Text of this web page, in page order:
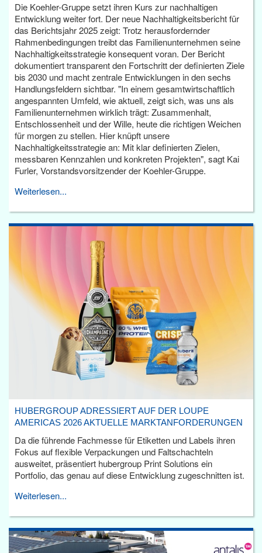
Die Koehler-Gruppe setzt ihren Kurs zur nachhaltigen
Entwicklung weiter fort. Der neue Nachhaltigkeitsbericht für
das Berichtsjahr 2025 zeigt: Trotz herausfordernder
Rahmenbedingungen treibt das Familienunternehmen seine
Nachhaltigkeitsstrategie konsequent voran. Der Bericht
dokumentiert transparent den Fortschritt der definierten Ziele
bis 2030 und macht zentrale Entwicklungen in den sechs
Handlungsfeldern sichtbar. "In einem gesamtwirtschaftlich
angespannten Umfeld, wie aktuell, zeigt sich, was uns als
Familienunternehmen wirklich trägt: Zusammenhalt,
Entschlossenheit und der Wille, heute die richtigen Weichen
für morgen zu stellen. Hier knüpft unsere
Nachhaltigkeitsstrategie an: Mit klar definierten Zielen,
messbaren Kennzahlen und konkreten Projekten", sagt Kai
Furler, Vorstandsvorsitzender der Koehler-Gruppe.
Weiterlesen...
HUBERGROUP ADRESSIERT AUF DER LOUPE
AMERICAS 2026 AKTUELLE MARKTANFORDERUNGEN
Da die führende Fachmesse für Etiketten und Labels ihren
Fokus auf flexible Verpackungen und Faltschachteln
ausweitet, präsentiert hubergroup Print Solutions ein
Portfolio, das genau auf diese Entwicklung zugeschnitten ist.
Weiterlesen...